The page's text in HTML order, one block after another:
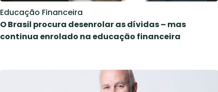
Educação Financeira
O Brasil procura desenrolar as dívidas – mas
continua enrolado na educação financeira